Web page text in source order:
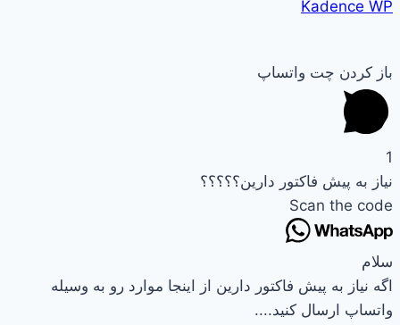
Kadence WP
باز کردن چت واتساپ
1
نیاز به پیش فاکتور دارین؟؟؟؟؟
Scan the code
سلام
اگه نیاز به پیش فاکتور دارین از اینجا موارد رو به وسیله
واتساپ ارسال کنید....